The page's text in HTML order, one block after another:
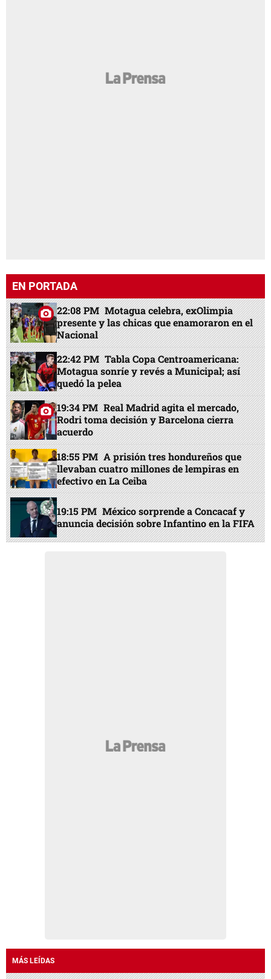
EN PORTADA
22:08 PM Motagua celebra, exOlimpia
presente y las chicas que enamoraron en el
Nacional
22:42 PM Tabla Copa Centroamericana:
Motagua sonríe y revés a Municipal; así
quedó la pelea
19:34 PM Real Madrid agita el mercado,
Rodri toma decisión y Barcelona cierra
acuerdo
18:55 PM A prisión tres hondureños que
llevaban cuatro millones de lempiras en
efectivo en La Ceiba
19:15 PM México sorprende a Concacaf y
anuncia decisión sobre Infantino en la FIFA
MÁS LEÍDAS